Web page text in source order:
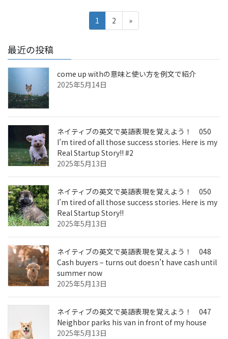
の
ペ
ー
ジ
送
り
固
定
1
固
定
2 »
最近の投稿
come up withの意味と使い方を例文で紹介
2025年5月14日
ネイティブの英文で英語表現を覚えよう！ 050
I’m tired of all those success stories. Here is my
Real Startup Story!! #2
2025年5月13日
ネイティブの英文で英語表現を覚えよう！ 050
I’m tired of all those success stories. Here is my
Real Startup Story!!
2025年5月13日
ネイティブの英文で英語表現を覚えよう！ 048
Cash buyers – turns out doesn’t have cash until
summer now
2025年5月13日
ネイティブの英文で英語表現を覚えよう！ 047
Neighbor parks his van in front of my house
2025年5月13日